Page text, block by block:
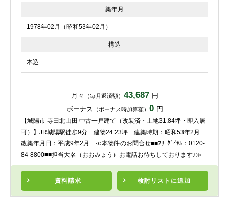
築年月
1978年02月（昭和53年02月）
構造
木造
月々 （毎月返済額） 43,687 円
ボーナス （ボーナス時加算額） 0 円
資料請求 検討リスト に追加
【城陽市 寺田北山田 中古一戸建て（改装済・土地31.84坪・即入居
可）】JR城陽駅徒歩9分 建物24.23坪 建築時期：昭和53年2月
改築年月日：平成9年2月 ≪本物件のお問合せ■■ﾌﾘｰﾀﾞｲﾔﾙ：0120-
84-8800■■担当大名（おおみょう）お電話お待ちしております♪≫